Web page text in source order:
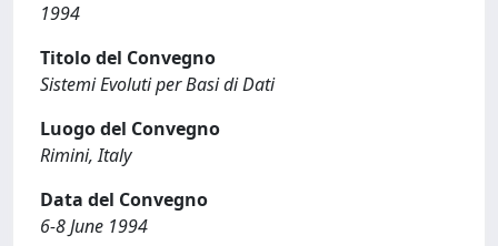
1994
Titolo del Convegno
Sistemi Evoluti per Basi di Dati
Luogo del Convegno
Rimini, Italy
Data del Convegno
6-8 June 1994